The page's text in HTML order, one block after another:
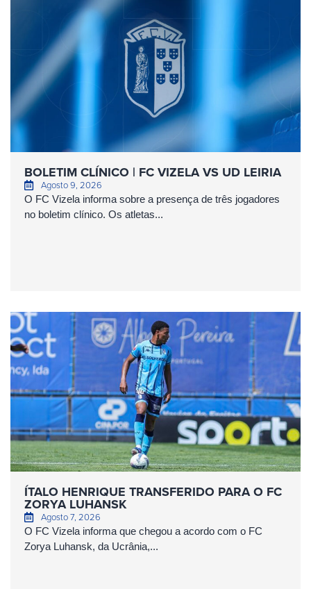
BOLETIM CLÍNICO | FC VIZELA VS UD LEIRIA
Agosto 9, 2026
O FC Vizela informa sobre a presença de três jogadores
no boletim clínico. Os atletas...
ÍTALO HENRIQUE TRANSFERIDO PARA O FC
ZORYA LUHANSK
Agosto 7, 2026
O FC Vizela informa que chegou a acordo com o FC
Zorya Luhansk, da Ucrânia,...